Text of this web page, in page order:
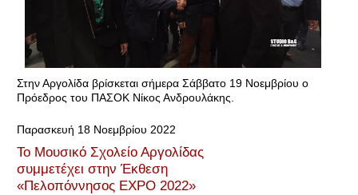
Στην Αργολίδα βρίσκεται σήμερα Σάββατο 19 Νοεμβρίου ο
Πρόεδρος του ΠΑΣΟΚ Νίκος Ανδρουλάκης.
Παρασκευή 18 Νοεμβρίου 2022
To Μουσικό Σχολείο Αργολίδας
συμμετέχει στην Έκθεση
«Πελοπόννησος EXPO 2022»